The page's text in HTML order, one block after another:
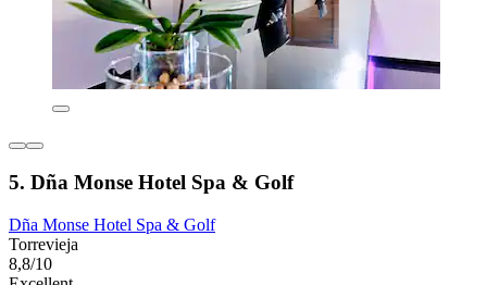
5. Dña Monse Hotel Spa & Golf
Dña Monse Hotel Spa & Golf
Torrevieja
8,8/10